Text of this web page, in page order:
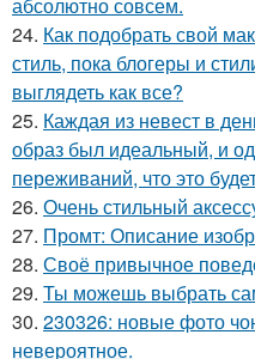
абсолютно совсем.
24. Как подобрать свой
стиль, пока блогеры и
выглядеть как все?
25. Каждая из невест в
образ был идеальный, и
переживаний, что это
26. Очень стильный
27. Промт: Описание
28. Своё привычное
29. Ты можешь выбрать
30. 230326: новые фото
невероятное.